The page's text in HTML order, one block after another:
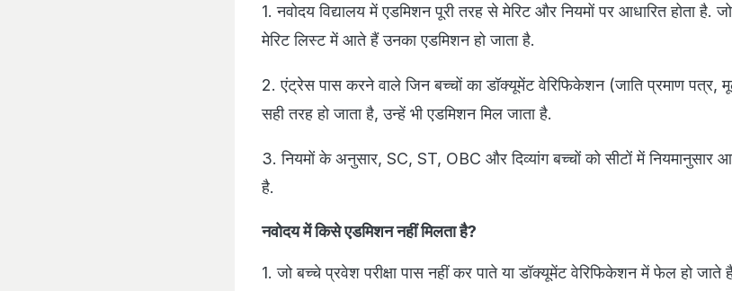
1. नवोदय विद्यालय में एडमिशन पूरी तरह से मेरिट और नियमों पर आधारित होता है.
मेरिट लिस्ट में आते हैं उनका एडमिशन हो जाता है.
2. एंट्रेस पास करने वाले जिन बच्चों का डॉक्यूमेंट वेरिफिकेशन (जाति प्रमाण पत्र,
सही तरह हो जाता है, उन्हें भी एडमिशन मिल जाता है.
3. नियमों के अनुसार, SC, ST, OBC और दिव्यांग बच्चों को सीटों में नियमानुसार
है.
नवोदय में किसे एडमिशन नहीं मिलता है?
1. जो बच्चे प्रवेश परीक्षा पास नहीं कर पाते या डॉक्यूमेंट वेरिफिकेशन में फेल हो जाते